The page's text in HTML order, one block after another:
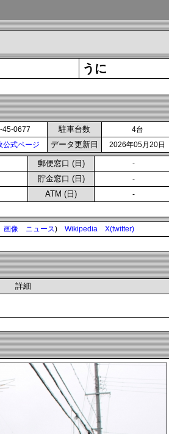
うに
45-0677 駐車台数 4台
公式ページ データ更新日 2026年05月20日
郵便窓口 (日) -
貯金窓口 (日) -
ATM (日) -
画像 ニュース) Wikipedia X(twitter)
詳細